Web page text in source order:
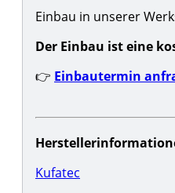
Einbau in unserer
Der Einbau ist eine
👉 Einbautermin
Kufatec